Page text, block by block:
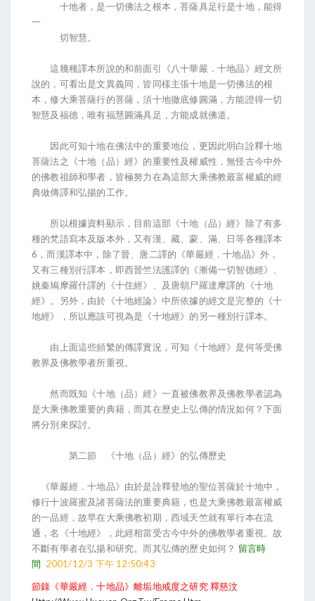
十地者，是一切佛法之根本，菩薩具足行是十地，能得
一
切智慧。
這幾種譯本所說的和前面引《八十華嚴．十地品》經文所
說的，可看出是文異義同，皆同樣主張十地是一切佛法的根
本，修大乘菩薩行的菩薩，須十地徹底修圓滿，方能證得一切
智慧及福德，唯有福慧圓滿具足，方能成就佛道。
因此可知十地在佛法中的重要地位，更因此明白詮釋十地
菩薩法之《十地（品）經》的重要性及權威性，無怪古今中外
的佛教祖師和學者，皆極努力在為這部大乘佛教最富權威的經
典做傳譯和弘揚的工作。
所以根據資料顯示，目前這部《十地（品）經》除了有多
種的梵語寫本及版本外，又有漢、藏、蒙、滿、日等各種譯本
6，而漢譯本中，除了晉、唐二譯的《華嚴經．十地品》外，
又有三種別行譯本，即西晉竺法護譯的《漸備一切智德經》、
姚秦鳩摩羅什譯的《十住經》、及唐朝尸羅達摩譯的《十地
經》。另外，由於《十地經論》中所依據的經文是完整的《十
地經》，所以應該可視為是《十地經》的另一種別行譯本。
由上面這些頻繁的傳譯實況，可知《十地經》是何等受佛
教界及佛教學者所重視。
然而既知《十地（品）經》一直被佛教界及佛教學者認為
是大乘佛教重要的典籍，而其在歷史上弘傳的情況如何？下面
將分別來探討。
第二節 《十地（品）經》的弘傳歷史
《華嚴經．十地品》由於是詮釋登地的聖位菩薩於十地中，
修行十波羅蜜及諸菩薩法的重要典籍，也是大乘佛教最富權威
的一品經，故早在大乘佛教初期，西域天竺就有單行本在流
通，名《十地經》，此經相當受古今中外的佛教學者重視。故
不斷有學者在弘揚和研究。而其弘傳的歷史如何？ 留言時
間 2001/12/3 下午 12:50:43
節錄《華嚴經．十地品》離垢地戒度之研究 釋慈汶